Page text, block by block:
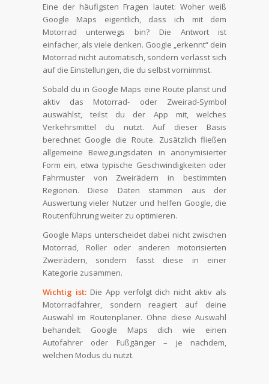
Eine der häufigsten Fragen lautet: Woher weiß
Google Maps eigentlich, dass ich mit dem
Motorrad unterwegs bin? Die Antwort ist
einfacher, als viele denken. Google „erkennt“ dein
Motorrad nicht automatisch, sondern verlässt sich
auf die Einstellungen, die du selbst vornimmst.
Sobald du in Google Maps eine Route planst und
aktiv das Motorrad- oder Zweirad-Symbol
auswählst, teilst du der App mit, welches
Verkehrsmittel du nutzt. Auf dieser Basis
berechnet Google die Route. Zusätzlich fließen
allgemeine Bewegungsdaten in anonymisierter
Form ein, etwa typische Geschwindigkeiten oder
Fahrmuster von Zweirädern in bestimmten
Regionen. Diese Daten stammen aus der
Auswertung vieler Nutzer und helfen Google, die
Routenführung weiter zu optimieren.
Google Maps unterscheidet dabei nicht zwischen
Motorrad, Roller oder anderen motorisierten
Zweirädern, sondern fasst diese in einer
Kategorie zusammen.
Wichtig ist:Die App verfolgt dich nicht aktiv als
Motorradfahrer, sondern reagiert auf deine
Auswahl im Routenplaner. Ohne diese Auswahl
behandelt Google Maps dich wie einen
Autofahrer oder Fußgänger – je nachdem,
welchen Modus du nutzt.